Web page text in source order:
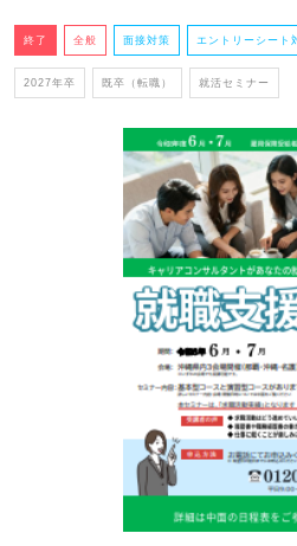
終了 全般 面接対策 エントリーシート
2027年卒 既卒（転職） 就活セミナー